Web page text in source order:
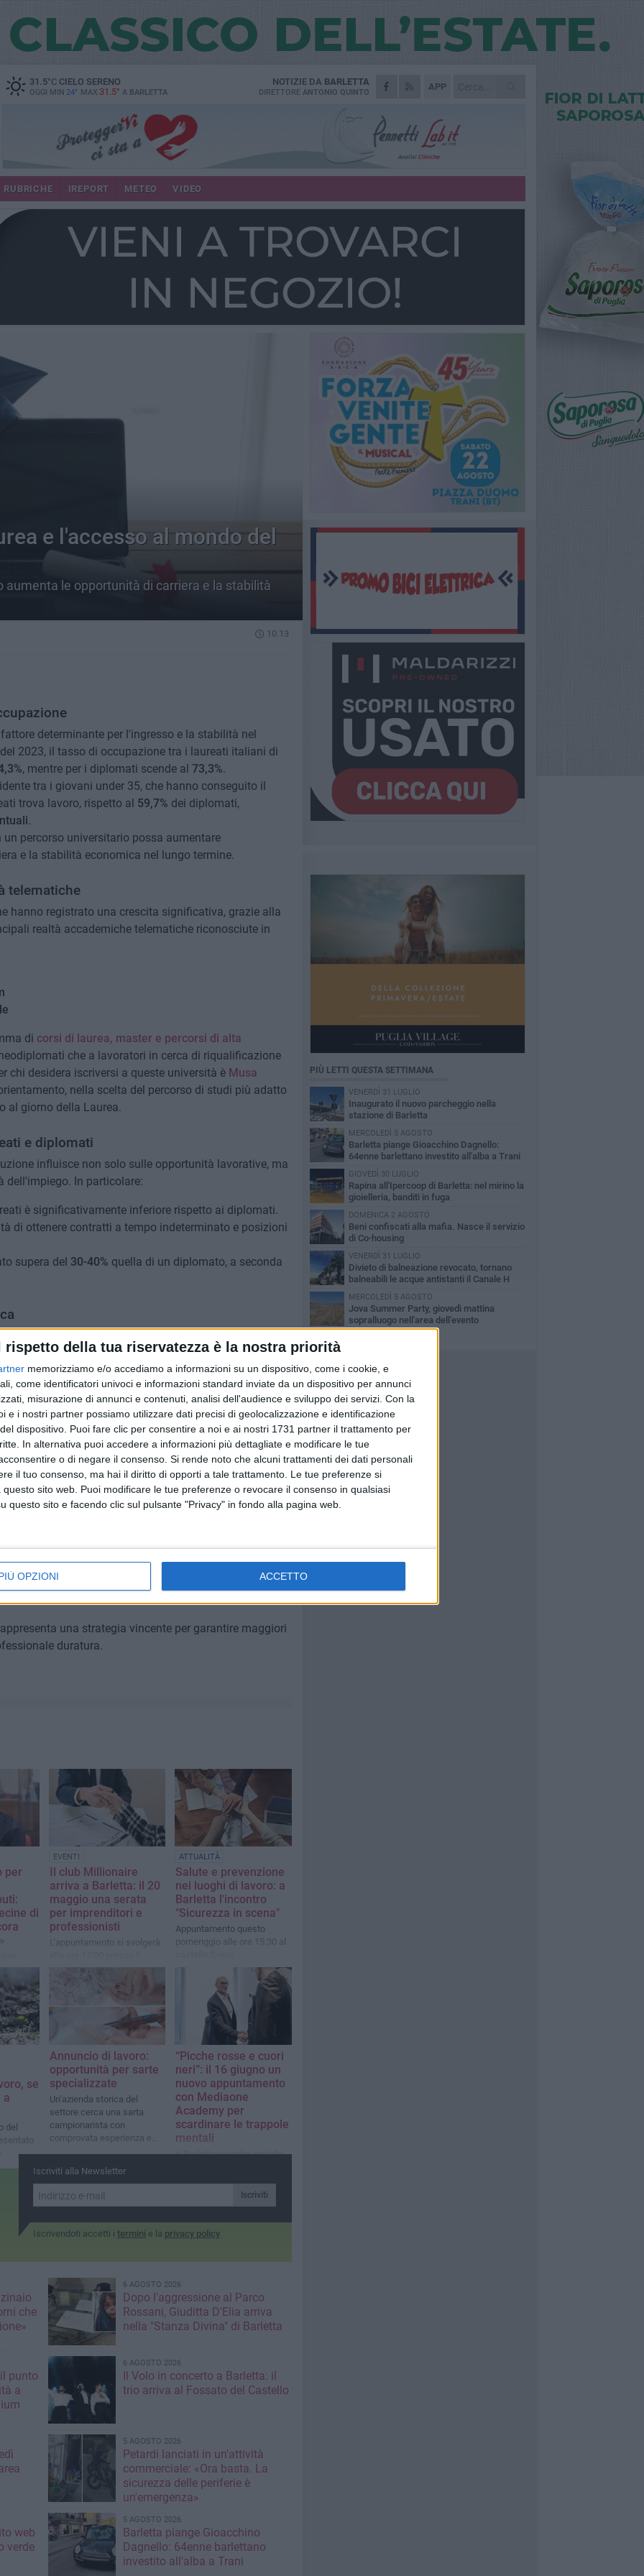
rispetto della tua riservatezza è la nostra priorità
memorizziamo e/o accediamo a informazioni su un dispositivo, come i cookie, e
come identificatori univoci e informazioni standard inviate da un dispositivo per annunci
misurazione di annunci e contenuti, analisi dell'audience e sviluppo dei servizi. Con la
e i nostri partner possiamo utilizzare dati precisi di geolocalizzazione e identificazione
dispositivo. Puoi fare clic per consentire a noi e ai nostri 1731 partner il trattamento per
In alternativa puoi accedere a informazioni più dettagliate e modificare le tue
o di negare il consenso. Si rende noto che alcuni trattamenti dei dati personali
il tuo consenso, ma hai il diritto di opporti a tale trattamento. Le tue preferenze si
sito web. Puoi modificare le tue preferenze o revocare il consenso in qualsiasi
questo sito e facendo clic sul pulsante "Privacy" in fondo alla pagina web.
OPZIONI ACCETTO
31.5°CCIELO SERENO
OGGI MIN 24° MAX 31.5° A BARLETTA
APP
NOTIZIE DA BARLETTA
DIRETTORE ANTONIO QUINTO
RUBRICHE IREPORT METEO VIDEO
e l'accesso al mondo del
le opportunità di carriera e la stabilità
10.13
determinante per l'ingresso e la stabilità nel
2023, il tasso di occupazione tra i laureati italiani di
, mentre per i diplomati scende al 73,3%.
tra i giovani under 35, che hanno conseguito il
trova lavoro, rispetto al 59,7% dei diplomati,
.
percorso universitario possa aumentare
e la stabilità economica nel lungo termine.
telematiche
hanno registrato una crescita significativa, grazie alla
realtà accademiche telematiche riconosciute in
di corsi di laurea, master e percorsi di alta
che a lavoratori in cerca di riqualificazione
chi desidera iscriversi a queste università è Musa
nella scelta del percorso di studi più adatto
al giorno della Laurea.
e diplomati
influisce non solo sulle opportunità lavorative, ma
dell'impiego. In particolare:
è significativamente inferiore rispetto ai diplomati.
di ottenere contratti a tempo indeterminato e posizioni
supera del 30-40% quella di un diplomato, a seconda
vantaggi, tra cui:
ai materiali didattici e seguire le lezioni in
chi già lavora e desidera proseguire gli studi senza
le prove d'esame da remoto, semplificando il processo
ottenuti sono equiparati a quelli delle università
e delle metodologie di apprendimento a
sta attraversando una profonda trasformazione.
numero di iscritti alle università telematiche continuerà
rispondere alle esigenze di un mercato del lavoro in
una strategia vincente per garantire maggiori
duratura.
per
di
EVENTI
Il club Millionaire
arriva a Barletta: il 20
maggio una serata
per imprenditori e
professionisti
L’appuntamento si svolgerà
Circolo Tennis “Hugo
Simmen”
ATTUALITÀ
Salute e prevenzione
nei luoghi di lavoro: a
Barletta l'incontro
"Sicurezza in scena"
Appuntamento questo
pomeriggio alle ore 15:30 al
se
a
del
Annuncio di lavoro:
opportunità per sarte
specializzate
Un’azienda storica del
settore cerca una sarta
campionarista con
comprovata esperienza e
“Picche rosse e cuori
neri”: il 16 giugno un
nuovo appuntamento
con Mediaone
Academy per
scardinare le trappole
mentali
A Barletta incontro gratuito
Iscriviti alla Newsletter
Iscriviti
Iscrivendoti accetti i termini e la privacy policy
che
6 AGOSTO 2026
Dopo l'aggressione al Parco
Rossani, Giuditta D'Elia arriva
nella "Stanza Divina" di Barletta
punto
a
6 AGOSTO 2026
Il Volo in concerto a Barletta: il
trio arriva al Fossato del Castello
5 AGOSTO 2026
Petardi lanciati in un'attività
commerciale: «Ora basta. La
sicurezza delle periferie è
un'emergenza»
web
verde
5 AGOSTO 2026
Barletta piange Gioacchino
Dagnello: 64enne barlettano
investito all'alba a Trani
PIÙ LETTI QUESTA SETTIMANA
VENERDÌ 31 LUGLIO
Inaugurato il nuovo parcheggio nella
stazione di Barletta
MERCOLEDÌ 5 AGOSTO
Barletta piange Gioacchino Dagnello:
64enne barlettano investito all'alba a Trani
GIOVEDÌ 30 LUGLIO
Rapina all'Ipercoop di Barletta: nel mirino la
gioielleria, banditi in fuga
DOMENICA 2 AGOSTO
Beni confiscati alla mafia. Nasce il servizio
di Co-housing
VENERDÌ 31 LUGLIO
Divieto di balneazione revocato, tornano
balneabili le acque antistanti il Canale H
MERCOLEDÌ 5 AGOSTO
Jova Summer Party, giovedì mattina
sopralluogo nell'area dell'evento